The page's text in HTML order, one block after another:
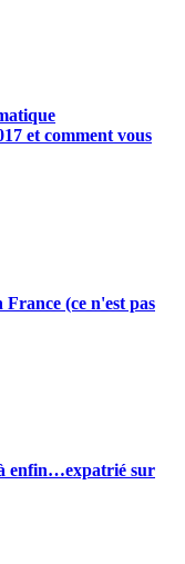
et comment vous
(ce n'est pas
enfin…expatrié sur